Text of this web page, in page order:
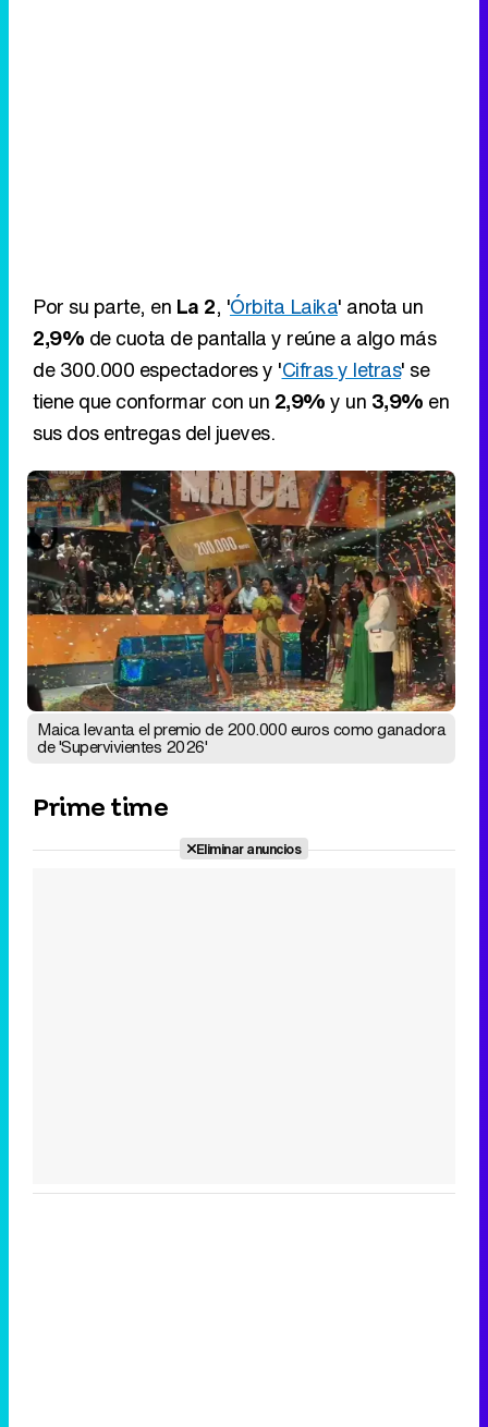
Por su parte, en La 2, 'Órbita Laika' anota un
2,9% de cuota de pantalla y reúne a algo más
de 300.000 espectadores y 'Cifras y letras' se
tiene que conformar con un 2,9%y un 3,9% en
sus dos entregas del jueves.
Maica levanta el premio de 200.000 euros como ganadora
de 'Supervivientes 2026'
Prime time
Eliminar anuncios